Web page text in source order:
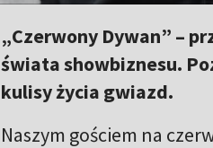
„Czerwony Dywan” –
świata showbiznesu.
kulisy życia gwiazd.
Naszym gościem na